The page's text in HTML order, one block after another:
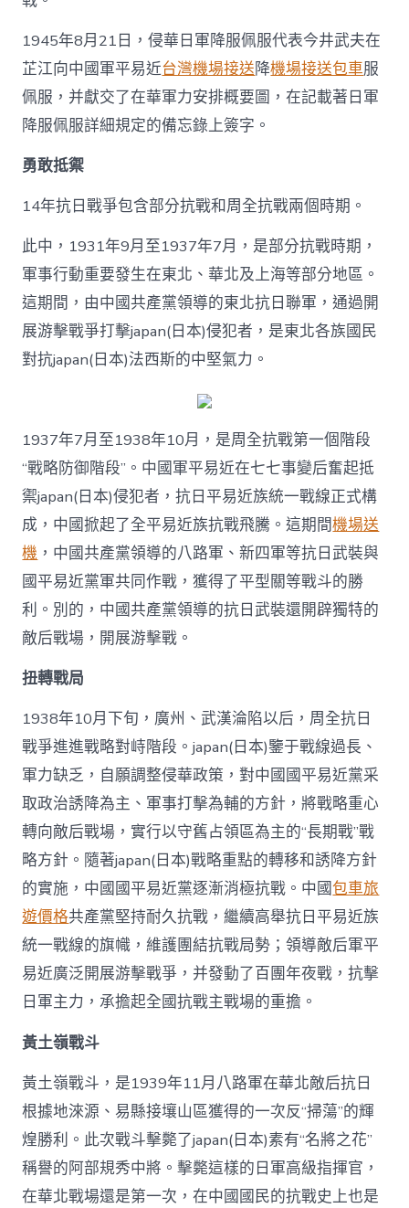
1945年8月21日，侵華日軍降服佩服代表今井武夫在
芷江向中國軍平易近台灣機場接送降機場接送包車服
佩服，并獻交了在華軍力安排概要圖，在記載著日軍
降服佩服詳細規定的備忘錄上簽字。
勇敢抵禦
14年抗日戰爭包含部分抗戰和周全抗戰兩個時期。
此中，1931年9月至1937年7月，是部分抗戰時期，
軍事行動重要發生在東北、華北及上海等部分地區。
這期間，由中國共產黨領導的東北抗日聯軍，通過開
展游擊戰爭打擊japan(日本)侵犯者，是東北各族國民
對抗japan(日本)法西斯的中堅氣力。
1937年7月至1938年10月，是周全抗戰第一個階段
“戰略防御階段”。中國軍平易近在七七事變后奮起抵
禦japan(日本)侵犯者，抗日平易近族統一戰線正式構
成，中國掀起了全平易近族抗戰飛騰。這期間機場送
機 ，中國共產黨領導的八路軍、新四軍等抗日武裝與
國平易近黨軍共同作戰，獲得了平型關等戰斗的勝
利。別的，中國共產黨領導的抗日武裝還開辟獨特的
敵后戰場，開展游擊戰。
扭轉戰局
1938年10月下旬，廣州、武漢淪陷以后，周全抗日
戰爭進進戰略對峙階段。japan(日本)鑒于戰線過長、
軍力缺乏，自願調整侵華政策，對中國國平易近黨采
取政治誘降為主、軍事打擊為輔的方針，將戰略重心
轉向敵后戰場，實行以守舊占領區為主的“長期戰”戰
略方針。隨著japan(日本)戰略重點的轉移和誘降方針
的實施，中國國平易近黨逐漸消極抗戰。中國包車旅
遊價格共產黨堅持耐久抗戰，繼續高舉抗日平易近族
統一戰線的旗幟，維護團結抗戰局勢；領導敵后軍平
易近廣泛開展游擊戰爭，并發動了百團年夜戰，抗擊
日軍主力，承擔起全國抗戰主戰場的重擔。
黃土嶺戰斗
黃土嶺戰斗，是1939年11月八路軍在華北敵后抗日
根據地淶源、易縣接壤山區獲得的一次反“掃蕩”的輝
煌勝利。此次戰斗擊斃了japan(日本)素有“名將之花”
稱譽的阿部規秀中將。擊斃這樣的日軍高級指揮官，
在華北戰場還是第一次，在中國國民的抗戰史上也是